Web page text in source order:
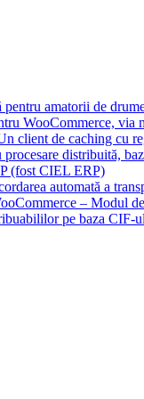
amatorii de
WooCommerce, via
client de caching cu
distribuită,
(fost CIEL ERP)
automată a
– Modul
pe baza CIF-